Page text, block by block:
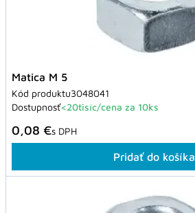
Matica M 5
Kód produktu3048041
Dostupnosť<20tisíc/cena za 10ks
0,08 €s DPH
Pridať do košíka